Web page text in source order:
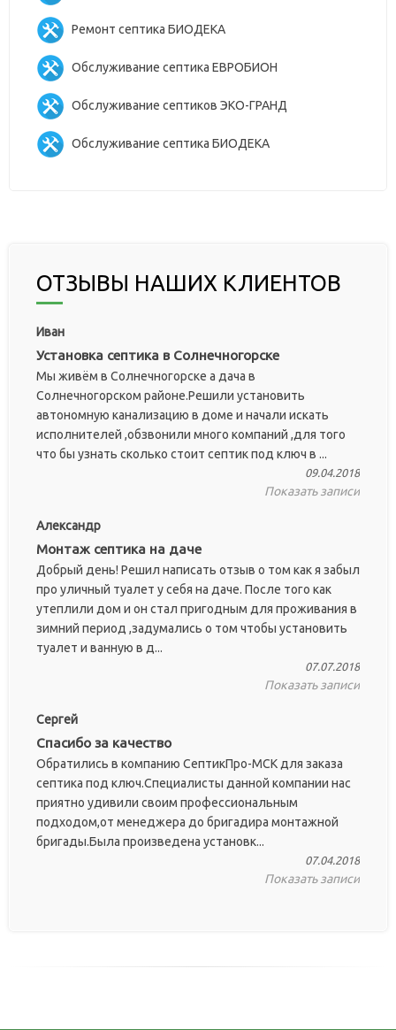
Ремонт септика БИОДЕКА
Обслуживание септика ЕВРОБИОН
Обслуживание септиков ЭКО-ГРАНД
Обслуживание септика БИОДЕКА
ОТЗЫВЫ НАШИХ КЛИЕНТОВ
Иван
Установка септика в Солнечногорске
Мы живём в Солнечногорске а дача в
Солнечногорском районе.Решили установить
автономную канализацию в доме и начали искать
исполнителей ,обзвонили много компаний ,для того
что бы узнать сколько стоит септик под ключ в ...
09.04.2018
Показать записи
Александр
Монтаж септика на даче
Добрый день! Решил написать отзыв о том как я забыл
про уличный туалет у себя на даче. После того как
утеплили дом и он стал пригодным для проживания в
зимний период ,задумались о том чтобы установить
туалет и ванную в д...
07.07.2018
Показать записи
Сергей
Спасибо за качество
Обратились в компанию СептикПро-МСК для заказа
септика под ключ.Специалисты данной компании нас
приятно удивили своим профессиональным
подходом,от менеджера до бригадира монтажной
бригады.Была произведена установк...
07.04.2018
Показать записи